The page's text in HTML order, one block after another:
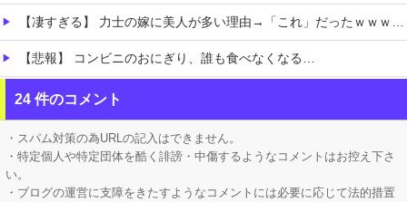
【凄すぎる】 力士の嫁に美人が多い理由→「これ」だったｗｗｗｗｗｗｗ
【悲報】 コンビニのおにぎり、誰も食べなくなる…
【ホロライブ】 泉パッパが水着ミオしゃイラストあげとる
【にじさんじ】 舞元、弟への誕生日プレゼントがこちら『いやな兄』『ぶん殴られても文句は言えんやろこれ』
24 件のコメント
・スパム対策の為URLの記入はできません。
・特定個人や特定団体を酷く誹謗・中傷するようなコメントはお控え下さ
い。
・ブログの運営に支障をきたすようなコメントには必要に応じて法的措置